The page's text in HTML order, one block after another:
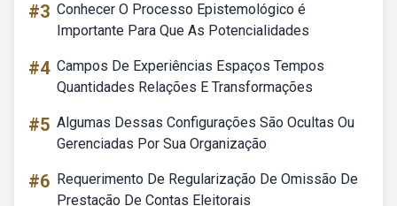
#3 Conhecer O Processo Epistemológico é
Importante Para Que As Potencialidades
#4 Campos De Experiências Espaços Tempos
Quantidades Relações E Transformações
#5 Algumas Dessas Configurações São Ocultas Ou
Gerenciadas Por Sua Organização
#6 Requerimento De Regularização De Omissão De
Prestação De Contas Eleitorais